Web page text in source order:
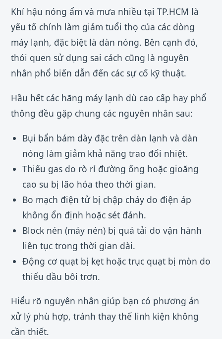
Khí hậu nóng ẩm và mưa nhiều tại TP.HCM là
yếu tố chính làm giảm tuổi thọ của các dòng
máy lạnh, đặc biệt là dàn nóng. Bên cạnh đó,
thói quen sử dụng sai cách cũng là nguyên
nhân phổ biến dẫn đến các sự cố kỹ thuật.
Hầu hết các hãng máy lạnh dù cao cấp hay phổ
thông đều gặp chung các nguyên nhân sau:
Bụi bẩn bám dày đặc trên dàn lạnh và dàn
nóng làm giảm khả năng trao đổi nhiệt.
Thiếu gas do rò rỉ đường ống hoặc gioăng
cao su bị lão hóa theo thời gian.
Bo mạch điện tử bị chập cháy do điện áp
không ổn định hoặc sét đánh.
Block nén (máy nén) bị quá tải do vận hành
liên tục trong thời gian dài.
Động cơ quạt bị kẹt hoặc trục quạt bị mòn do
thiếu dầu bôi trơn.
Hiểu rõ nguyên nhân giúp bạn có phương án
xử lý phù hợp, tránh thay thế linh kiện không
cần thiết.